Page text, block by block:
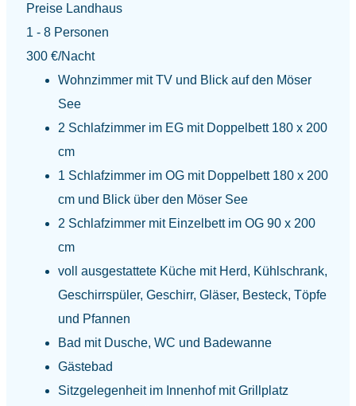
Preise Landhaus
1 - 8 Personen
300 €/Nacht
Wohnzimmer mit TV und Blick auf den Möser
See
2 Schlafzimmer im EG mit Doppelbett 180 x 200
cm
1 Schlafzimmer im OG mit Doppelbett 180 x 200
cm und Blick über den Möser See
2 Schlafzimmer mit Einzelbett im OG 90 x 200
cm
voll ausgestattete Küche mit Herd, Kühlschrank,
Geschirrspüler, Geschirr, Gläser, Besteck, Töpfe
und Pfannen
Bad mit Dusche, WC und Badewanne
Gästebad
Sitzgelegenheit im Innenhof mit Grillplatz